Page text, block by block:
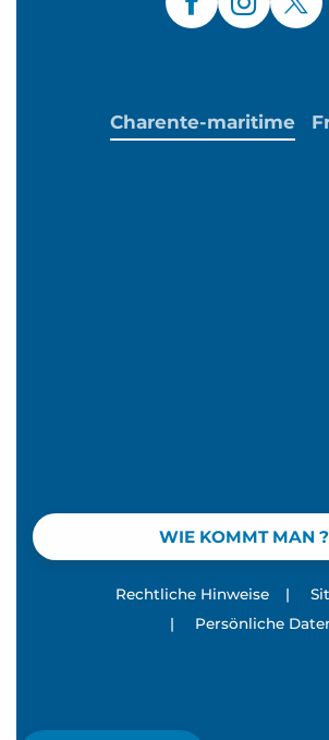
WIE KOMMT MAN ?
Charente-maritime
Rechtliche Hinweise |
|
Persönliche